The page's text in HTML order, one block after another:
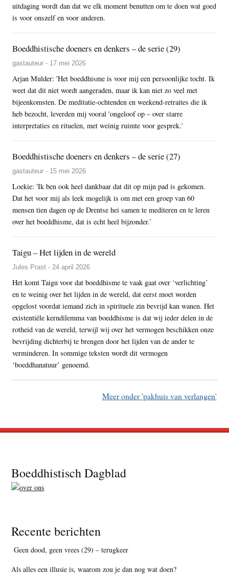
uitdaging wordt dan dat we elk moment benutten om te doen wat goed
is voor onszelf en voor anderen.
Boeddhistische doeners en denkers – de serie (29)
gastauteur - 17 mei 2026
Arjan Mulder: 'Het boeddhisme is voor mij een persoonlijke tocht. Ik
weet dat dit niet wordt aangeraden, maar ik kan niet zo veel met
bijeenkomsten. De meditatie-ochtenden en weekend-retraites die ik
heb bezocht, leverden mij vooral 'ongeloof op – over starre
interpretaties en rituelen, met weinig ruimte voor gesprek.'
Boeddhistische doeners en denkers – de serie (27)
gastauteur - 15 mei 2026
Loekie: 'Ik ben ook heel dankbaar dat dit op mijn pad is gekomen.
Dat het voor mij als leek mogelijk is om met een groep van 60
mensen tien dagen op de Drentse hei samen te mediteren en te leren
over het boeddhisme, dat is echt heel bijzonder.’
Taigu – Het lijden in de wereld
Jules Prast - 24 april 2026
Het komt Taigu voor dat boeddhisme te vaak gaat over ‘verlichting’
en te weinig over het lijden in de wereld, dat eerst moet worden
opgelost voordat iemand zich in spirituele zin bevrijd kan wanen. Het
existentiële kerndilemma van boeddhisme is dat wij ieder delen in de
rotheid van de wereld, terwijl wij over het vermogen beschikken onze
bevrijding dichterbij te brengen door het lijden van de ander te
verminderen. In sommige teksten wordt dit vermogen
‘boeddhanatuur’ genoemd.
Meer onder 'pakhuis van verlangen'
Footer
Boeddhistisch Dagblad
Recente berichten
Geen dood, geen vrees (29) – terugkeer
Als alles een illusie is, waarom zou je dan nog wat doen?